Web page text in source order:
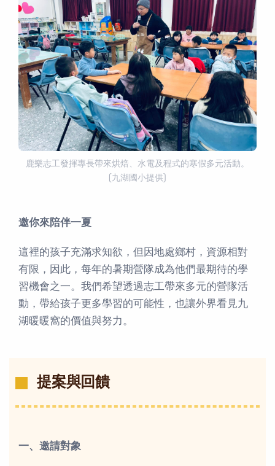
鹿樂志工發揮專長帶來烘焙、水電及程式的寒假多元活動。
(九湖國小提供)
邀你來陪伴一夏
這裡的孩子充滿求知欲，但因地處鄉村，資源相對
有限，因此，每年的暑期營隊成為他們最期待的學
習機會之一。我們希望透過志工帶來多元的營隊活
動，帶給孩子更多學習的可能性，也讓外界看見九
湖暖暖窩的價值與努力。
提案與回饋
一、邀請對象